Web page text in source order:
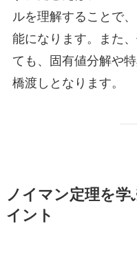
ルを理解することで
能になります。また
ても、固有値分解や
橋渡しとなります。
ノイマン定理を
イント